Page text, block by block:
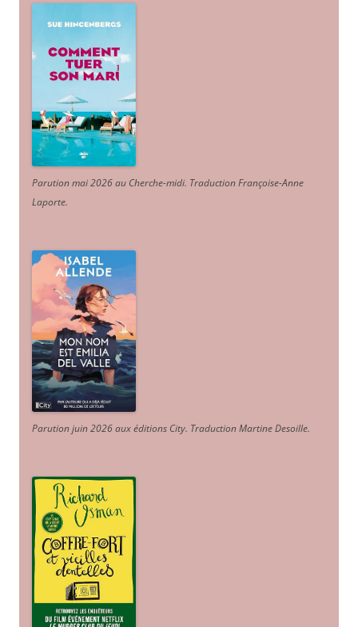
Parution mai 2026 au Cherche-midi. Traduction Françoise-Anne
Laporte.
Parution juin 2026 aux éditions City. Traduction Martine Desoille.